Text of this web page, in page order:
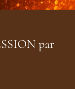
par